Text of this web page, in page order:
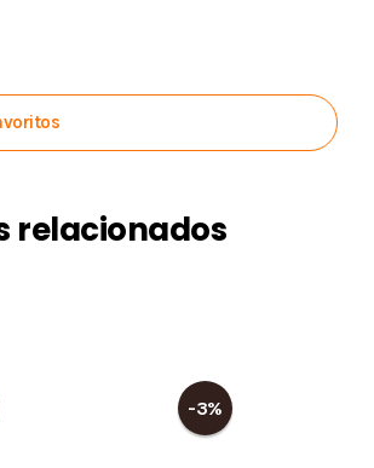
relacionados
-3%